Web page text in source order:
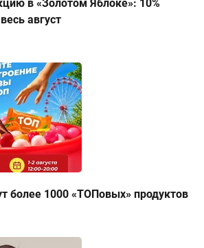
в «Золотом Яблоке»: 10%
август
более 1000 «ТОПовых» продуктов